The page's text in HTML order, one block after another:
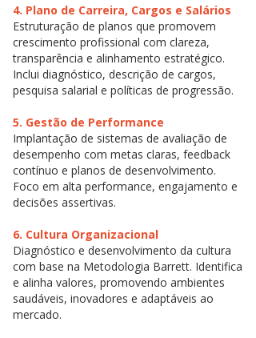
4. Plano de Carreira, Cargos e Salários
Estruturação de planos que promovem
crescimento profissional com clareza,
transparência e alinhamento estratégico.
Inclui diagnóstico, descrição de cargos,
pesquisa salarial e políticas de progressão.
5. Gestão de Performance
Implantação de sistemas de avaliação de
desempenho com metas claras, feedback
contínuo e planos de desenvolvimento.
Foco em alta performance, engajamento e
decisões assertivas.
6. Cultura Organizacional
Diagnóstico e desenvolvimento da cultura
com base na Metodologia Barrett. Identifica
e alinha valores, promovendo ambientes
saudáveis, inovadores e adaptáveis ao
mercado.